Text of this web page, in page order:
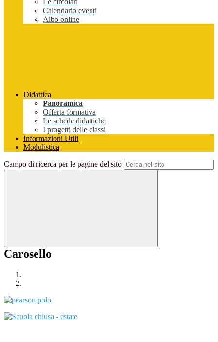
Le circolari
Calendario eventi
Albo online
Didattica
Panoramica
Offerta formativa
Le schede didattiche
I progetti delle classi
Informazioni Utili
Modulistica
Campo di ricerca per le pagine del sito
Carosello